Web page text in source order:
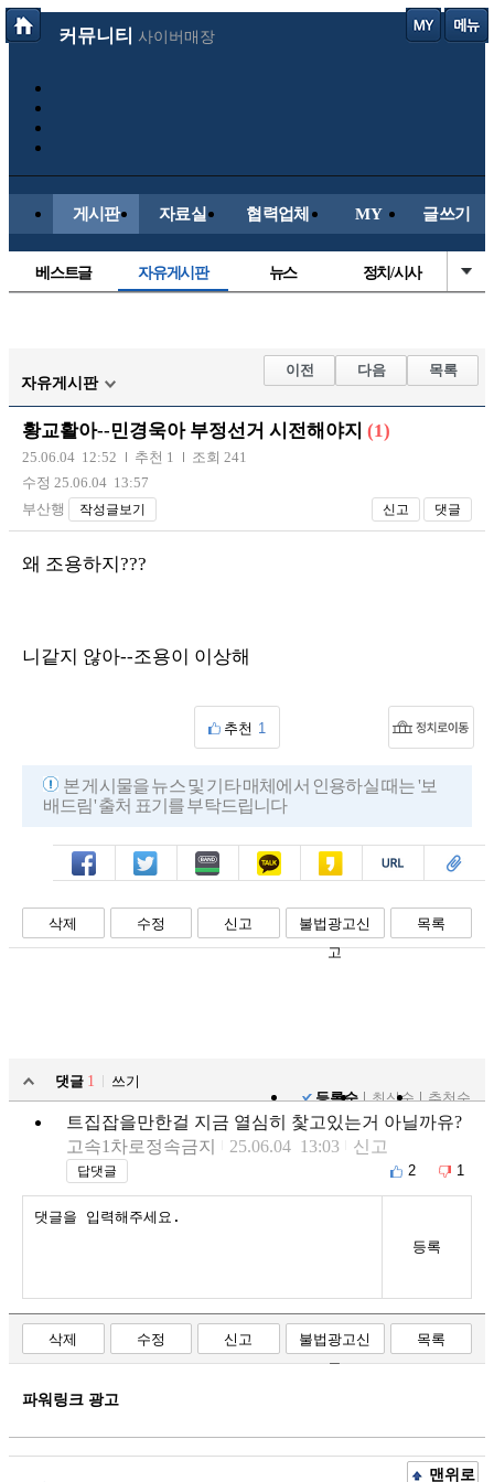
커뮤니티 사이버매장
게시판 자료실 협력업체 MY 글쓰기
베스트글 자유게시판 뉴스 정치/시사
해외축구
국내축구
자유게시판
이전 다음 목록
황교활아--민경욱아 부정선거 시전해야지 (1)
25.06.04 12:52 추천 1
조회 241
수정 25.06.04 13:57
부산행
작성글보기 신고 댓글
왜 조용하지???
니같지 않아--조용이 이상해
추천 1
본 게시물을 뉴스 및 기타 매체에서 인용하실 때는 '보
배드림' 출처 표기를 부탁드립니다
페북 트윗 밴드 카톡 카스 복사 스크랩
삭제 수정 신고
불법광고신
고
목록
댓글 1
쓰기
등록순
최신순 추천순
트집잡을만한걸 지금 열심히 찿고있는거 아닐까유?
고속1차로정속금지
25.06.04 13:03 신고
답댓글 2 1
등록
삭제 수정 신고
불법광고신
고
목록
파워링크 광고
맨위로